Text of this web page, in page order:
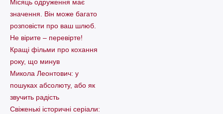
Місяць одруження має
значення. Він може багато
розповісти про ваш шлюб.
Не вірите – перевірте!
Кращі фільми про кохання
року, що минув
Микола Леонтович: у
пошуках абсолюту, або як
звучить радість
Свіженькі історичні серіали: